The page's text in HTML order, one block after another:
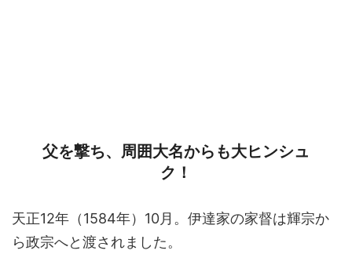
父を撃ち、周囲大名からも大ヒンシュ
ク！
天正12年（1584年）10月。伊達家の家督は輝宗か
ら政宗へと渡されました。